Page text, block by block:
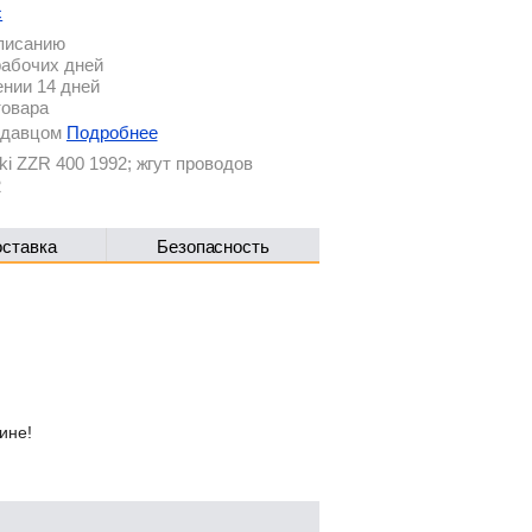
дней
14 дней
Подробнее
ZZR 400 1992; жгут проводов
Безопасность